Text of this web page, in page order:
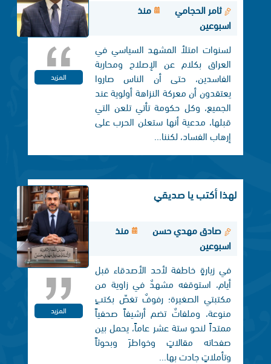
ثامر الحجامي
منذ
اسبوعين
لسنوات امتلأ المشهد السياسي في
العراق بكلام عن الإصلاح ومحاربة
الفاسدين، حتى أن الناس صاروا
يعتقدون أن معركة النزاهة أولوية عند
الجميع، وكل حكومة تأتي تلعن التي
قبلها، مدعية أنها ستعلن الحرب على
إرهاب الفساد، لكننا...
المزيد
لهذا أكتب يا صديقي
صادق مهدي حسن
منذ
اسبوعين
في زيارةٍ خاطفة لأحد الأصدقاء قبل
أيام، استوقفه مشهدٌ في زاوية من
مكتبتي الصغيرة؛ رفوفٌ تغصّ بكتبٍ
منوعة، وملفاتٌ تضم أرشيفاً صحفياً
ممتداً لنحو ستة عشر عاماً، يحمل بين
صفحاته مقالاتٍ وخواطرَ وبحوثاً
وتأملاتٍ جادت بها...
المزيد